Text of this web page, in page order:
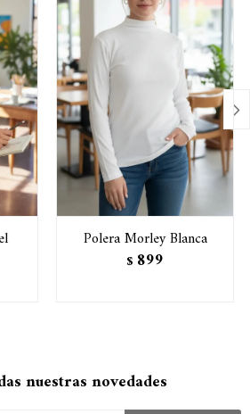
Polera Morley Blanca
$ 899

nuestras novedades